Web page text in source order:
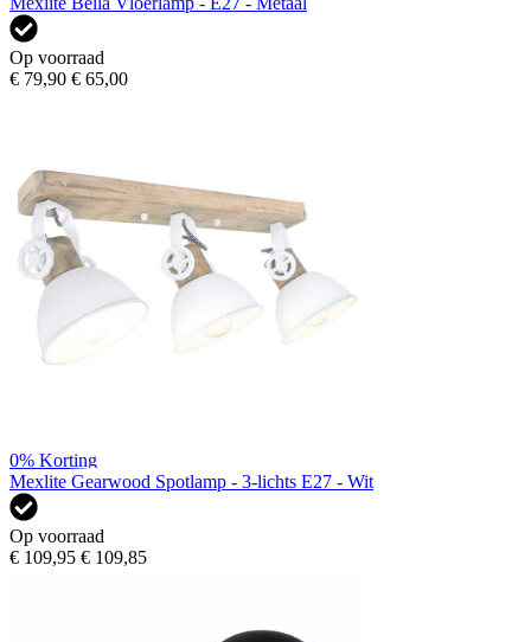
Op voorraad
€ 79,90 € 65,00
0% Korting
Mexlite Gearwood Spotlamp - 3-lichts E27 - Wit
Op voorraad
€ 109,95 € 109,85